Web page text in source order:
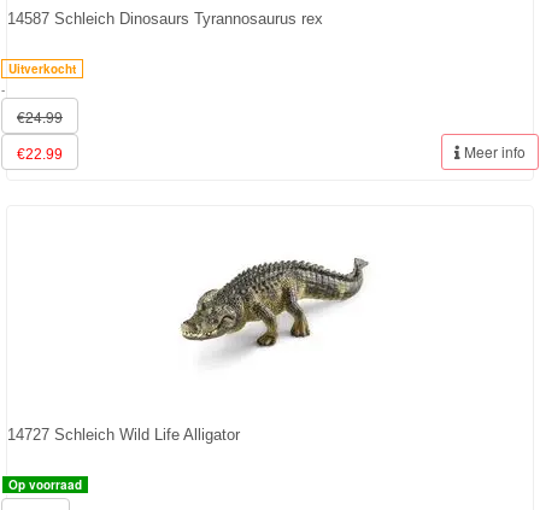
het
prinsesje
Barbie
Wars
Skylanders
14587 Schleich Dinosaurs Tyrannosaurus rex
Uitverkocht
-
€24.99
€22.99 Meer info
14727 Schleich Wild Life Alligator
Op voorraad